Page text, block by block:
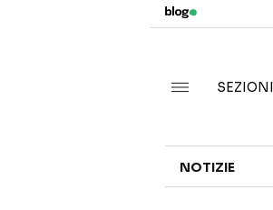
SEZIONI
NOTIZIE